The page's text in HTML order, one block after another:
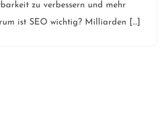
zu verbessern und mehr
ist SEO wichtig? Milliarden […]